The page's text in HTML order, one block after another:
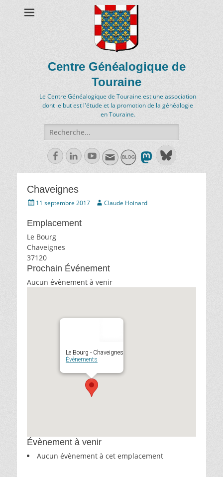
Centre Généalogique de
Touraine
Le Centre Généalogique de Touraine est une association
dont le but est l'étude et la promotion de la généalogie
en Touraine.
Recherche
de:
FacebookLinkedln
Youtube
Chaveignes
Écrit11 septembre 2017 AuteurClaude Hoinard
Emplacement
Le Bourg
Chaveignes
37120
Prochain Événement
Aucun évènement à venir
Le Bourg - Chaveignes
Évènements
Évènement à venir
Aucun évènement à cet emplacement